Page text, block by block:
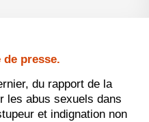
presse.
du rapport de la
les abus sexuels dans
et indignation non